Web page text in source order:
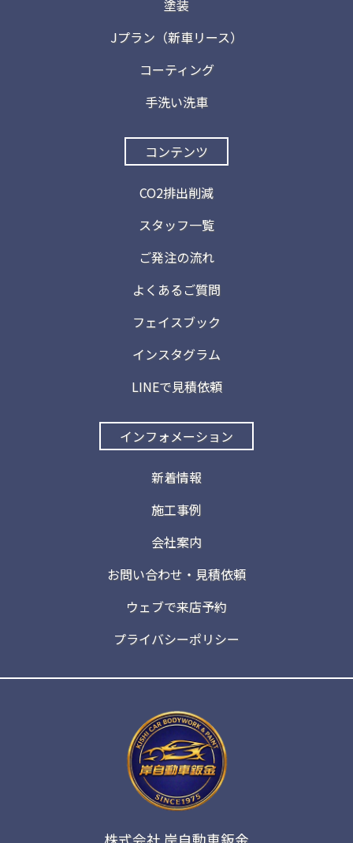
塗装
Jプラン（新車リース）
コーティング
手洗い洗車
コンテンツ
CO2排出削減
スタッフ一覧
ご発注の流れ
よくあるご質問
フェイスブック
インスタグラム
LINEで見積依頼
インフォメーション
新着情報
施工事例
会社案内
お問い合わせ・見積依頼
ウェブで来店予約
プライバシーポリシー